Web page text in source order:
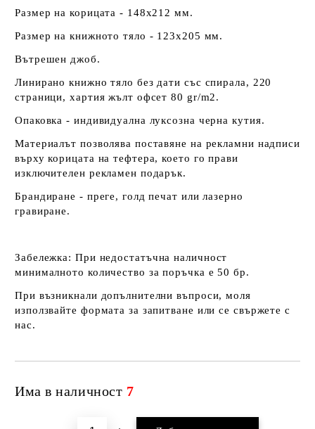
Размер на корицата - 148х212 мм.
Размер на книжното тяло - 123х205 мм.
Вътрешен джоб.
Линирано книжно тяло без дати със спирала, 220
страници, хартия жълт офсет 80 gr/m2.
Опаковка - индивидуална луксозна черна кутия.
Материалът позволява поставяне на рекламни надписи
върху корицата на тефтера, което го прави
изключителен рекламен подарък.
Брандиране - преге, голд печат или лазерно
гравиране.
Забележка: При недостатъчна наличност
минималното количество за поръчка е 50 бр.
При възникнали допълнителни въпроси, моля
използвайте формата за запитване или се свържете с
нас.
Има в наличност 7